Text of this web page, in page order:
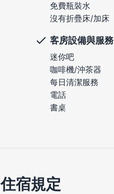
免費瓶裝水
沒有折疊床/加床
客房設備與服務
迷你吧
咖啡機/沖茶器
每日清潔服務
電話
書桌
住宿規定